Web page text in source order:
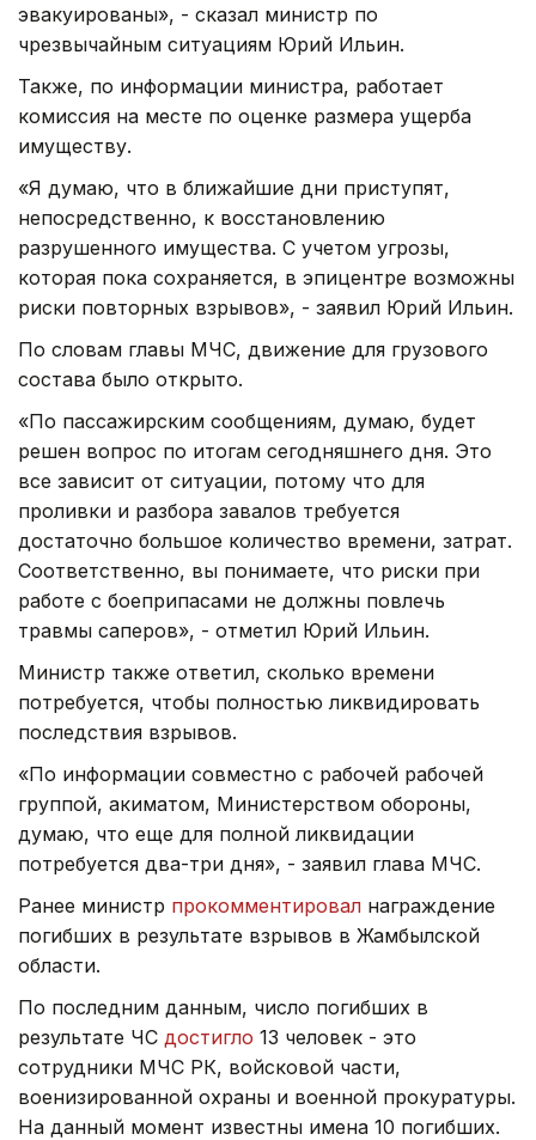
эвакуированы», - сказал министр по
чрезвычайным ситуациям Юрий Ильин.
Также, по информации министра, работает
комиссия на месте по оценке размера ущерба
имуществу.
«Я думаю, что в ближайшие дни приступят,
непосредственно, к восстановлению
разрушенного имущества. С учетом угрозы,
которая пока сохраняется, в эпицентре возможны
риски повторных взрывов», - заявил Юрий Ильин.
По словам главы МЧС, движение для грузового
состава было открыто.
«По пассажирским сообщениям, думаю, будет
решен вопрос по итогам сегодняшнего дня. Это
все зависит от ситуации, потому что для
проливки и разбора завалов требуется
достаточно большое количество времени, затрат.
Соответственно, вы понимаете, что риски при
работе с боеприпасами не должны повлечь
травмы саперов», - отметил Юрий Ильин.
Министр также ответил, сколько времени
потребуется, чтобы полностью ликвидировать
последствия взрывов.
«По информации совместно с рабочей рабочей
группой, акиматом, Министерством обороны,
думаю, что еще для полной ликвидации
потребуется два-три дня», - заявил глава МЧС.
Ранее министр прокомментировал награждение
погибших в результате взрывов в Жамбылской
области.
По последним данным, число погибших в
результате ЧС достигло 13 человек - это
сотрудники МЧС РК, войсковой части,
военизированной охраны и военной прокуратуры.
На данный момент известны имена 10 погибших.